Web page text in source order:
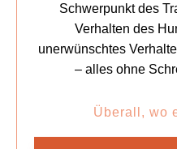
Schwerpunkt des
Verhalten des
unerwünschtes
– alles ohne
Überall, wo